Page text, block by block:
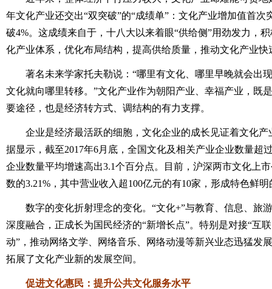
年文化产业还交出“双突破”的“成绩单”：文化产业增加值首次
破4%。这成绩来自于，十八大以来着眼“供给侧”用劲发力，
化产业体系，优化布局结构，提高供给质量，推动文化产业快
著名未来学家托夫勒说：“哪里有文化、哪里早晚就会出
文化就向哪里转移。”文化产业作为朝阳产业、幸福产业，既
要途径，也是经济转方式、调结构的有力支撑。
企业是经济最活跃的细胞，文化企业的成长见证着文化产
据显示，截至2017年6月底，全国文化及相关产业企业数量超
企业数量平均增速高出3.1个百分点。目前，沪深两市文化上
数的3.21%，其中营业收入超100亿元的有10家，形成特色鲜明
数字的变化折射理念的变化。“文化+”与教育、信息、旅
深度融合，正成长为国民经济的“新增长点”。特别是对接“互
动”，推动网络文学、网络音乐、网络动漫等新兴业态迅猛发
拓展了文化产业新的发展空间。
促进文化惠民：提升公共文化服务水平